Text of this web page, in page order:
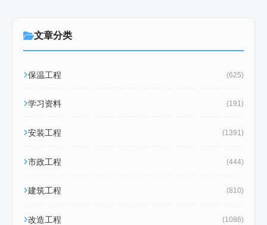
文章分类
保温工程 (625)
学习资料 (191)
安装工程 (1391)
市政工程 (444)
建筑工程 (810)
改造工程 (1086)